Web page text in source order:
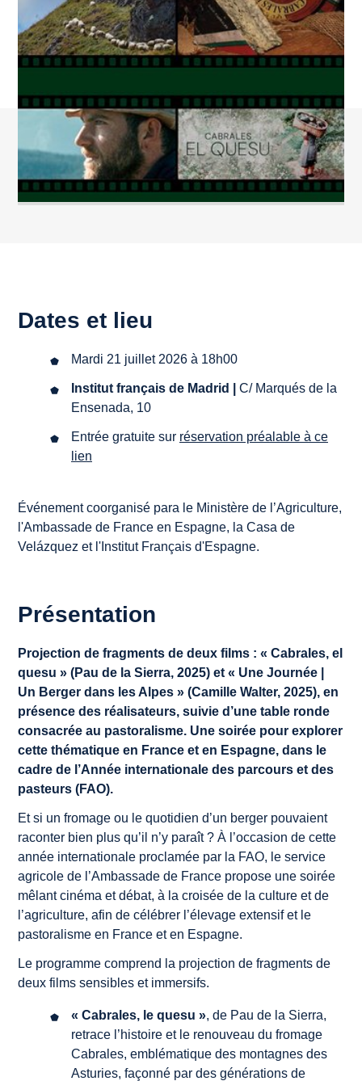
Dates et lieu
Mardi 21 juillet 2026 à 18h00
Institut français de Madrid |
C/ Marqués de la
Ensenada, 10
Entrée gratuite sur réservation préalable à ce
lien
Événement coorganisé para le Ministère de l’Agriculture,
l'Ambassade de France en Espagne, la Casa de
Velázquez et l'Institut Français d'Espagne.
Présentation
Projection de fragments de deux films : « Cabrales, el
quesu » (Pau de la Sierra, 2025) et « Une Journée |
Un Berger dans les Alpes » (Camille Walter, 2025), en
présence des réalisateurs, suivie d’une table ronde
consacrée au pastoralisme. Une soirée pour explorer
cette thématique en France et en Espagne, dans le
cadre de l’Année internationale des parcours et des
pasteurs (FAO).
Et si un fromage ou le quotidien d’un berger pouvaient
raconter bien plus qu’il n’y paraît ? À l’occasion de cette
année internationale proclamée par la FAO, le service
agricole de l’Ambassade de France propose une soirée
mêlant cinéma et débat, à la croisée de la culture et de
l’agriculture, afin de célébrer l’élevage extensif et le
pastoralisme en France et en Espagne.
Le programme comprend la projection de fragments de
deux films sensibles et immersifs.
« Cabrales, le quesu », de Pau de la Sierra,
retrace l’histoire et le renouveau du fromage
Cabrales, emblématique des montagnes des
Asturies, façonné par des générations de